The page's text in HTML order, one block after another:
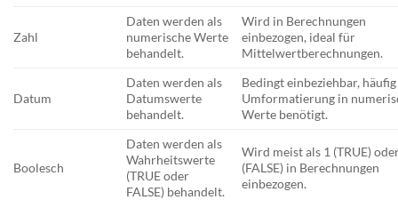
Zahl
Daten werden als
numerische Werte
behandelt.
Wird in Berechnungen
einbezogen, ideal für
Mittelwertberechnungen.
Datum
Daten werden als
Datumswerte
behandelt.
Bedingt einbeziehbar, häufig
Umformatierung in
Werte benötigt.
Boolesch
Daten werden als
Wahrheitswerte
(TRUE oder
FALSE) behandelt.
Wird meist als 1 (TRUE)
(FALSE) in Berechnungen
einbezogen.